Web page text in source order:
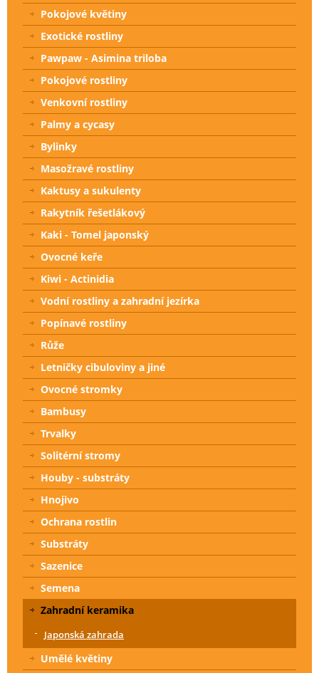
Pokojové květiny
Exotické rostliny
Pawpaw - Asimina triloba
Pokojové rostliny
Venkovní rostliny
Palmy a cycasy
Bylinky
Masožravé rostliny
Kaktusy a sukulenty
Rakytník řešetlákový
Kaki - Tomel japonský
Ovocné keře
Kiwi - Actinidia
Vodní rostliny a zahradní jezírka
Popínavé rostliny
Růže
Letničky cibuloviny a jiné
Ovocné stromky
Bambusy
Trvalky
Solitérní stromy
Houby - substráty
Hnojivo
Ochrana rostlin
Substráty
Sazenice
Semena
Zahradní keramika
Japonská zahrada
Umělé květiny